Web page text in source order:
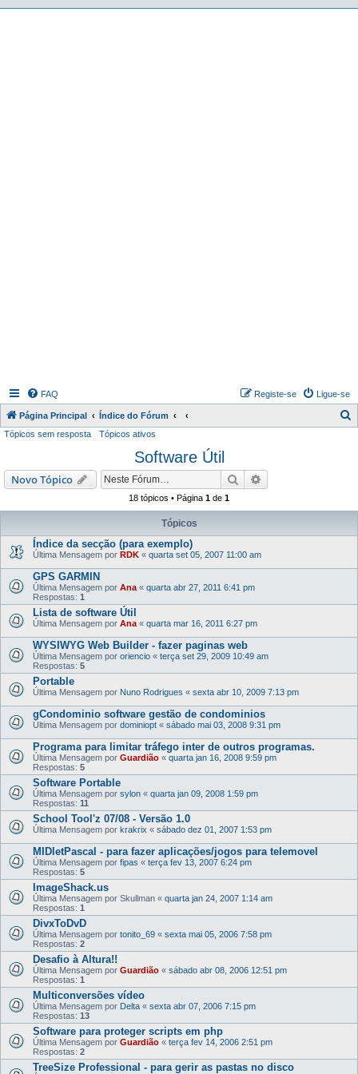
FAQ Ligue-se
Registe-se
Página Principal Índice do Fórum
i
r
Tópicos sem resposta Tópicos ativos
Software Útil
Novo Tópico Pesquisar
18 tópicos • Página 1 de 1
Tópicos
Índice da secção (para exemplo)
Última Mensagem por RDK « quarta set 05, 2007 11:00 am
GPS GARMIN
Última Mensagem por Ana « quarta abr 27, 2011 6:41 pm
Respostas: 1
Lista de software Útil
Última Mensagem por Ana « quarta mar 16, 2011 6:27 pm
WYSIWYG Web Builder - fazer paginas web
Última Mensagem por oriencio « terça set 29, 2009 10:49 am
Respostas: 5
Portable
Última Mensagem por Nuno Rodrigues « sexta abr 10, 2009 7:13 pm
gCondominio software gestão de condominios
Última Mensagem por dominiopt « sábado mai 03, 2008 9:31 pm
Programa para limitar tráfego inter de outros programas.
Última Mensagem por Guardião « quarta jan 16, 2008 9:59 pm
Respostas: 5
Software Portable
Última Mensagem por sylon « quarta jan 09, 2008 1:59 pm
Respostas: 11
School Tool'z 07/08 - Versão 1.0
Última Mensagem por krakrix « sábado dez 01, 2007 1:53 pm
MIDletPascal - para fazer aplicações/jogos para telemovel
Última Mensagem por fipas « terça fev 13, 2007 6:24 pm
Respostas: 5
ImageShack.us
Última Mensagem por Skullman « quarta jan 24, 2007 1:14 am
Respostas: 1
DivxToDvD
Última Mensagem por tonito_69 « sexta mai 05, 2006 7:58 pm
Respostas: 2
Desafio à Altura!!
Última Mensagem por Guardião « sábado abr 08, 2006 12:51 pm
Respostas: 1
Multiconversões vídeo
Última Mensagem por Delta « sexta abr 07, 2006 7:15 pm
Respostas: 13
Software para proteger scripts em php
Última Mensagem por Guardião « terça fev 14, 2006 2:51 pm
Respostas: 2
TreeSize Professional - para gerir as pastas no disco